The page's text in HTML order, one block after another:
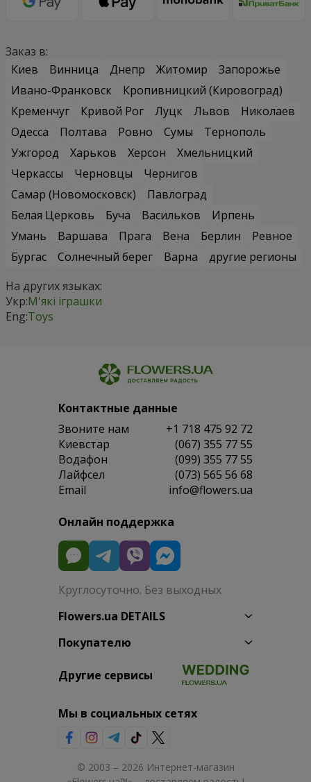
Заказ в:
Киев
Винница Днепр Житомир
Запорожье
Ивано-Франковск
Кропивницкий (Кировоград)
Кременчуг
Кривой Рог Луцк Львов
Николаев
Одесса
Полтава Ровно Сумы
Тернополь
Ужгород
Харьков Херсон
Хмельницкий
Черкассы
Черновцы
Чернигов
Самар (Новомосковск)
Павлоград
Белая Церковь
Буча Васильков
Ирпень
Умань
Варшава Прага Вена Берлин
Ревное
Бургас
Солнечный берег Варна
другие регионы
На других языках:
Укр:М'які іграшки
Eng:Toys
Контактные данные
Звоните нам
+1 718 475 92 72
Киевстар
(067) 355 77 55
Водафон
(099) 355 77 55
Лайфсел
(073) 565 56 68
Email
info@flowers.ua
Онлайн поддержка
Круглосуточно. Без выходных
Flowers.ua DETAILS
Покупателю
Другие сервисы
Мы в социальных сетях
© 2003 – 2026 Интернет-магазин